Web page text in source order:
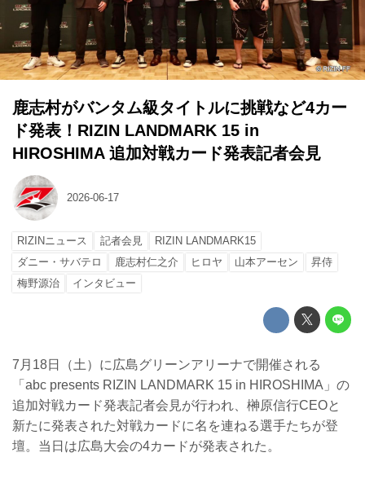
鹿志村がバンタム級タイトルに挑戦など4カー
ド発表！RIZIN LANDMARK 15 in
HIROSHIMA 追加対戦カード発表記者会見
2026-06-17
RIZINニュース 記者会見
RIZIN LANDMARK15
ダニー・サバテロ
鹿志村仁之介 ヒロヤ 山本アーセン
昇侍
梅野源治
インタビュー
7月18日（土）に広島グリーンアリーナで開催される
「abc presents RIZIN LANDMARK 15 in HIROSHIMA」の
追加対戦カード発表記者会見が行われ、榊原信行CEOと
新たに発表された対戦カードに名を連ねる選手たちが登
壇。当日は広島大会の4カードが発表された。